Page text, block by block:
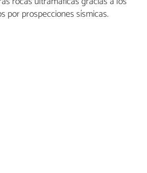
por prospecciones sísmicas.